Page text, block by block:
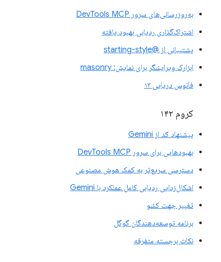
به‌روزرسانی‌های سرور DevTools MCP
اشتراک‌گذاری ردیابی بهبود یافته
پشتیبانی از @starting-style
ابزارک ویرایشگر برای نمایش: masonry
فانوس دریایی ۱۳
کروم ۱۴۲
پیشنهاد کد از Gemini
بهبودهایی برای سرور DevTools MCP
دسترسی سریع‌تر به کمک هوش مصنوعی
اشکال‌زدایی ردیابی کامل عملکرد با Gemini
تغییر جهت کشو
برنامه توسعه‌دهندگان گوگل
نکات برجسته متفرقه